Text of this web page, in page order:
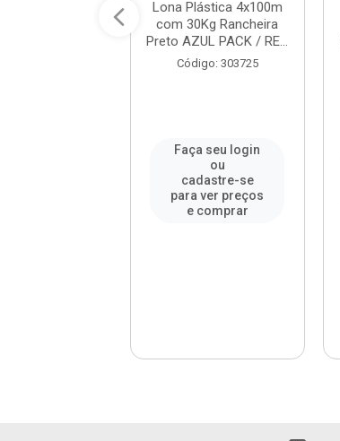
Lona Plástica 4x100m
com 30Kg Rancheira
Preto AZUL PACK / RE...
Código: 303725
Faça seu login
ou
cadastre-se
para ver preços
e comprar